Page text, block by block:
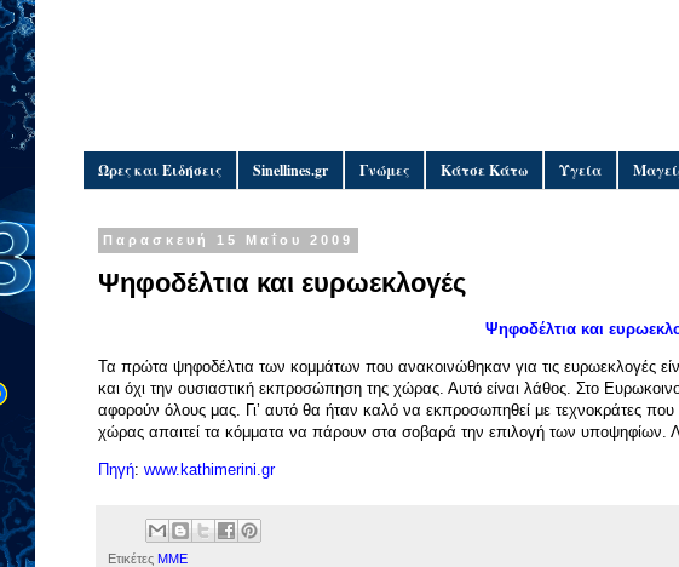
Ώρες και Ειδήσεις Sinellines.gr Γνώμες Κάτσε Κάτω Υγεία
Παρασκευή 15 Μαΐου 2009
Ψηφοδέλτια και ευρωεκλογές
Ψηφοδέλτια και
Τα πρώτα ψηφοδέλτια των κομμάτων που ανακοινώθηκαν για τις ευρωεκλογές
και όχι την ουσιαστική εκπροσώπηση της χώρας. Αυτό είναι λάθος. Στο
αφορούν όλους μας. Γι’ αυτό θα ήταν καλό να εκπροσωπηθεί με τεχνοκράτες
χώρας απαιτεί τα κόμματα να πάρουν στα σοβαρά την επιλογή των υποψηφίων.
Πηγή: www.kathimerini.gr
Ετικέτες ΜΜΕ